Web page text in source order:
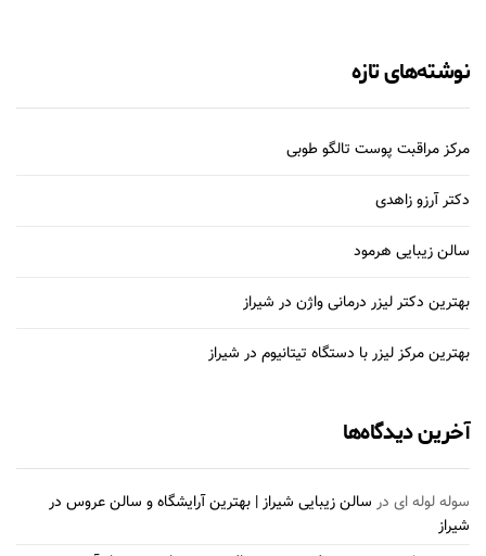
نوشته‌های تازه
مرکز مراقبت پوست تالگو طوبی
دکتر آرزو زاهدی
سالن زیبایی هرمود
بهترین دکتر لیزر درمانی واژن در شیراز
بهترین مرکز لیزر با دستگاه تیتانیوم در شیراز
آخرین دیدگاه‌ها
سوله لوله ای در سالن زیبایی شیراز | بهترین آرایشگاه و سالن عروس در
شیراز